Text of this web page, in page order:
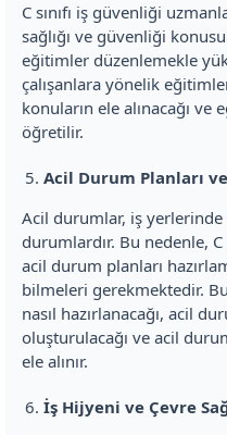
C sınıfı iş güvenliği
sağlığı ve güvenliği
eğitimler düzenlemekle
çalışanlara yönelik
konuların ele alınacağı
öğretilir.
Acil Durum Planları
Acil durumlar, iş yerlerinde
durumlardır. Bu nedenle, C
acil durum planları
bilmeleri gerekmektedir.
nasıl hazırlanacağı, acil
oluşturulacağı ve acil
ele alınır.
İş Hijyeni ve Çevre